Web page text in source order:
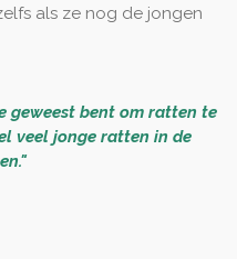
als ze nog de jongen
geweest bent om ratten te
veel jonge ratten in de